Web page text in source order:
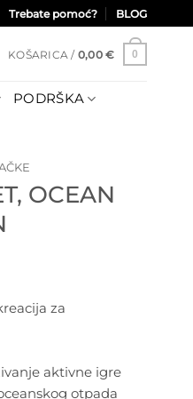
Trebate pomoć? BLOG
KOŠARICA / 0,00 € 0
PODRŠKA
OCEAN
za
aktivne igre
otpada